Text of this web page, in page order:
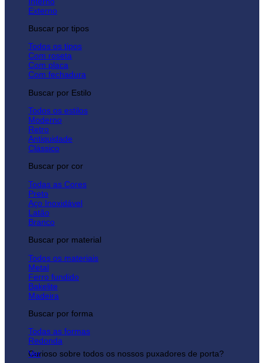
Externo
Buscar por tipos
Todos os tipos
Com roseta
Com placa
Com fechadura
Buscar por Estilo
Todos os estilos
Moderno
Retro
Antiquidade
Clássico
Buscar por cor
Todas as Cores
Preto
Aço Inoxidável
Latão
Branco
Buscar por material
Todos os materiais
Metal
Ferro fundido
Bakelite
Madeira
Buscar por forma
Todas as formas
Redonda
Curioso sobre todos os nossos puxadores de porta?
Ver